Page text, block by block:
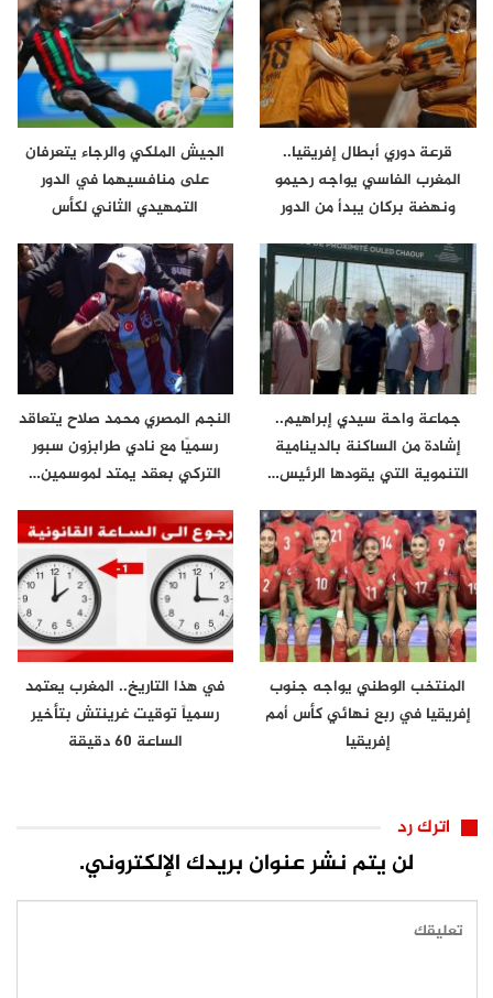
قرعة دوري أبطال إفريقيا..
المغرب الفاسي يواجه رحيمو
ونهضة بركان يبدأ من الدور
الجيش الملكي والرجاء يتعرفان
على منافسيهما في الدور
التمهيدي الثاني لكأس
جماعة واحة سيدي إبراهيم..
إشادة من الساكنة بالدينامية
التنموية التي يقودها الرئيس…
النجم المصري محمد صلاح يتعاقد
رسميًا مع نادي طرابزون سبور
التركي بعقد يمتد لموسمين…
المنتخب الوطني يواجه جنوب
إفريقيا في ربع نهائي كأس أمم
إفريقيا
في هذا التاريخ.. المغرب يعتمد
رسمياً توقيت غرينتش بتأخير
الساعة 60 دقيقة
اترك رد
لن يتم نشر عنوان بريدك الإلكتروني.